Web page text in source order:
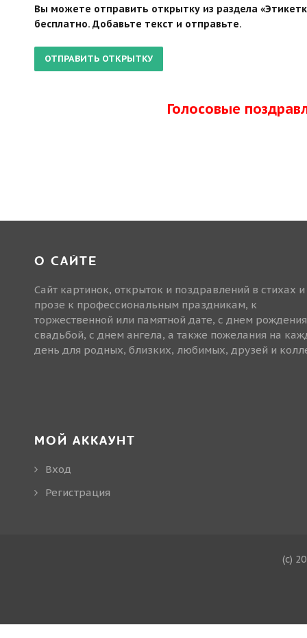
Вы можете отправить открытку из раздела
бесплатно. Добавьте текст и отправьте.
Голосовые
О САЙТЕ
Сайт картинок, открыток и поздравлений в стихах и
прозе к профессиональным праздникам, к
торжественной или памятной дате, с днем
свадьбой, с днем ангела, а также пожелания на
день для родных, близких, любимых, друзей и
МОЙ АККАУНТ
Вход
Регистрация
(c)